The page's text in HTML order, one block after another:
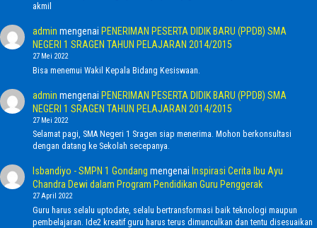
akmil
admin mengenai PENERIMAN PESERTA DIDIK BARU (PPDB) SMA
NEGERI 1 SRAGEN TAHUN PELAJARAN 2014/2015
27 Mei 2022
Bisa menemui Wakil Kepala Bidang Kesiswaan.
admin mengenai PENERIMAN PESERTA DIDIK BARU (PPDB) SMA
NEGERI 1 SRAGEN TAHUN PELAJARAN 2014/2015
27 Mei 2022
Selamat pagi, SMA Negeri 1 Sragen siap menerima. Mohon berkonsultasi
dengan datang ke Sekolah secepanya.
Isbandiyo - SMPN 1 Gondang mengenai Inspirasi Cerita Ibu Ayu
Chandra Dewi dalam Program Pendidikan Guru Penggerak
27 April 2022
Guru harus selalu uptodate, selalu bertransformasi baik teknologi maupun
pembelajaran. Ide2 kreatif guru harus terus dimunculkan dan tentu disesuaikan